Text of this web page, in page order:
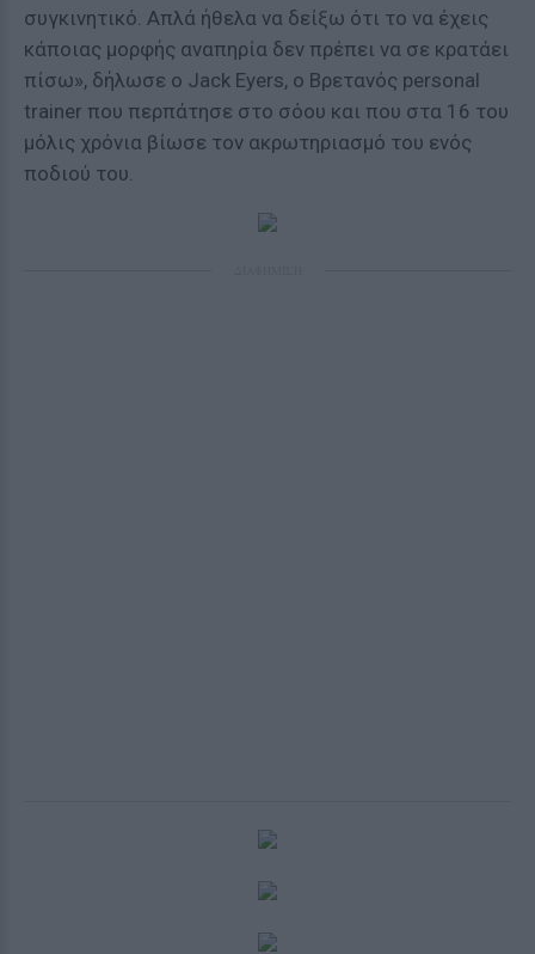
συγκινητικό. Απλά ήθελα να δείξω ότι το να έχεις
κάποιας μορφής αναπηρία δεν πρέπει να σε κρατάει
πίσω», δήλωσε ο Jack Eyers, ο Βρετανός personal
trainer που περπάτησε στο σόου και που στα 16 του
μόλις χρόνια βίωσε τον ακρωτηριασμό του ενός
ποδιού του.